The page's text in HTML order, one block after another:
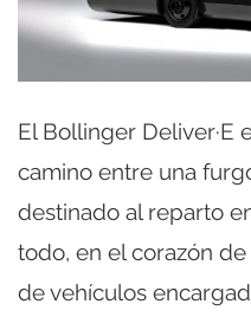
El Bollinger Deliver·E
camino entre una
destinado al reparto
todo, en el corazón
de vehículos